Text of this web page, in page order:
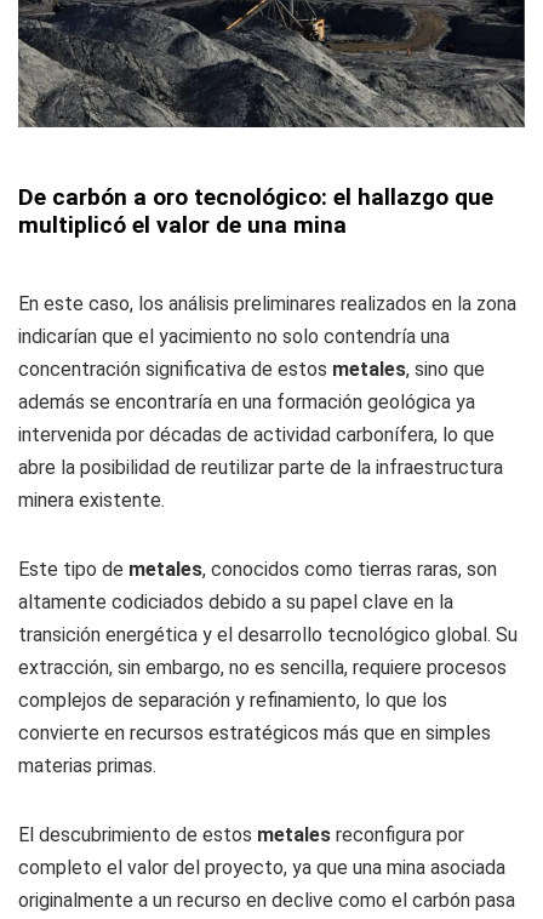
De carbón a oro tecnológico: el hallazgo que
multiplicó el valor de una mina
En este caso, los análisis preliminares realizados en la zona
indicarían que el yacimiento no solo contendría una
concentración significativa de estos metales, sino que
además se encontraría en una formación geológica ya
intervenida por décadas de actividad carbonífera, lo que
abre la posibilidad de reutilizar parte de la infraestructura
minera existente.
Este tipo de metales, conocidos como tierras raras, son
altamente codiciados debido a su papel clave en la
transición energética y el desarrollo tecnológico global. Su
extracción, sin embargo, no es sencilla, requiere procesos
complejos de separación y refinamiento, lo que los
convierte en recursos estratégicos más que en simples
materias primas.
El descubrimiento de estos metales reconfigura por
completo el valor del proyecto, ya que una mina asociada
originalmente a un recurso en declive como el carbón pasa